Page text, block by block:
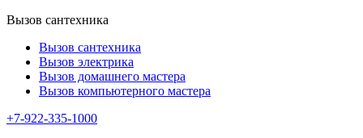
Вызов сантехника
Вызов сантехника
Вызов электрика
Вызов домашнего мастера
Вызов компьютерного мастера
+7-922-335-1000